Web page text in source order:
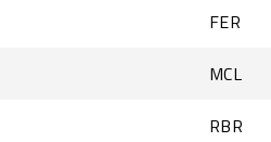
FER
MCL
RBR